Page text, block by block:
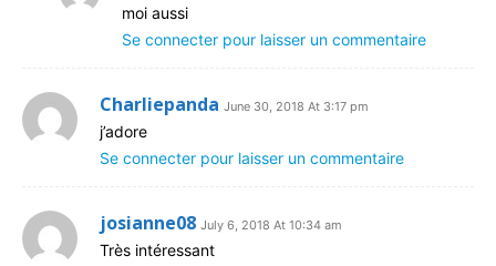
moi aussi
Se connecter pour laisser un commentaire
Charliepanda June 30, 2018 At 3:17 pm
j’adore
Se connecter pour laisser un commentaire
josianne08 July 6, 2018 At 10:34 am
Très intéressant